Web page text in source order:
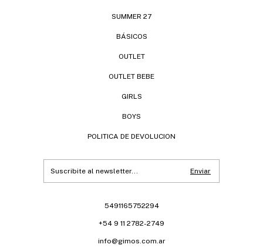
SUMMER 27
BÁSICOS
OUTLET
OUTLET BEBE
GIRLS
BOYS
POLITICA DE DEVOLUCION
5491165752294
+54 9 11 2782-2749
info@gimos.com.ar